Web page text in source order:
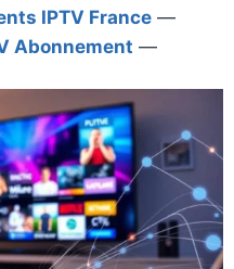
IPTV France—
Abonnement —